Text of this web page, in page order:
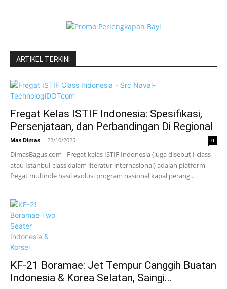
ARTIKEL TERKINI
Fregat Kelas ISTIF Indonesia: Spesifikasi,
Persenjataan, dan Perbandingan Di Regional
Mas Dimas - 22/10/2025 0
DimasBagus.com - Fregat kelas ISTIF Indonesia (juga disebut I-class
atau Istanbul-class dalam literatur internasional) adalah platform
fregat multirole hasil evolusi program nasional kapal perang...
KF-21 Boramae: Jet Tempur Canggih Buatan
Indonesia & Korea Selatan, Saingi...